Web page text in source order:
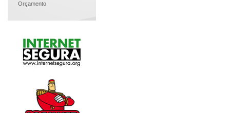
Orçamento